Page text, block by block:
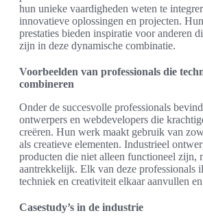
hun unieke vaardigheden weten te
innovatieve oplossingen en projecten.
prestaties bieden inspiratie voor anderen
zijn in deze dynamische combinatie.
Voorbeelden van professionals die
combineren
Onder de succesvolle professionals
ontwerpers en webdevelopers die
creëren. Hun werk maakt gebruik van
als creatieve elementen. Industrieel
producten die niet alleen functioneel zijn,
aantrekkelijk. Elk van deze professionals
techniek en creativiteit elkaar aanvullen
Casestudy’s in de industrie